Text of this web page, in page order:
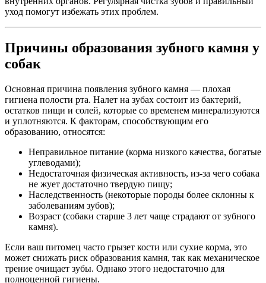
уход помогут избежать этих проблем.
Причины образования зубного камня у
собак
Основная причина появления зубного камня — плохая
гигиена полости рта. Налет на зубах состоит из бактерий,
остатков пищи и солей, которые со временем минерализуются
и уплотняются. К факторам, способствующим его
образованию, относятся:
Неправильное питание (корма низкого качества, богатые
углеводами);
Недостаточная физическая активность, из-за чего собака
не жует достаточно твердую пищу;
Наследственность (некоторые породы более склонны к
заболеваниям зубов);
Возраст (собаки старше 3 лет чаще страдают от зубного
камня).
Если ваш питомец часто грызет кости или сухие корма, это
может снижать риск образования камня, так как механическое
трение очищает зубы. Однако этого недостаточно для
полноценной гигиены.